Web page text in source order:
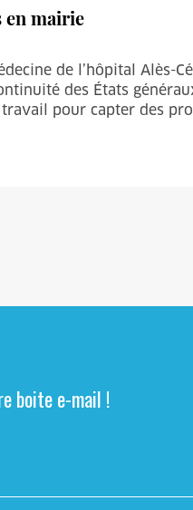
en mairie
de l’hôpital Alès-
des États
pour capter des
boite e-mail !